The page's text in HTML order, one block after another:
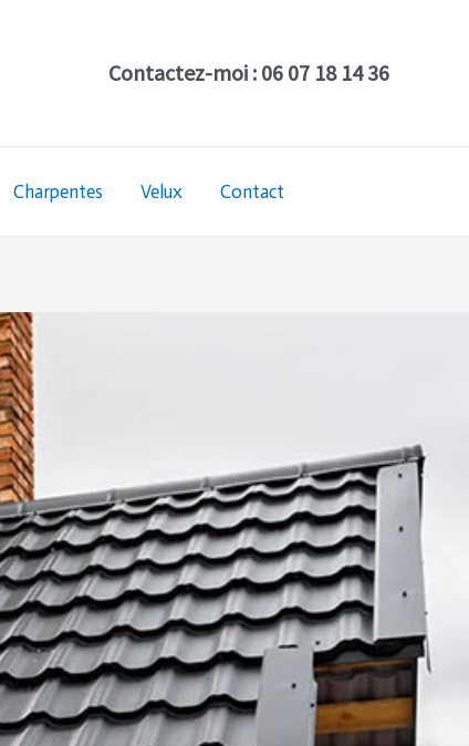
Contactez-moi : 06 07 18 14 36
Charpentes Velux Contact